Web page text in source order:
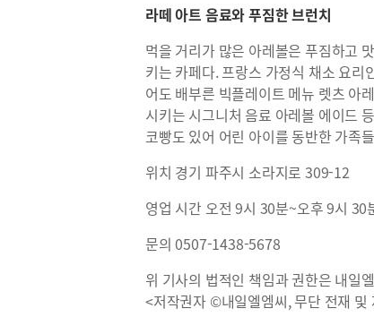
라떼 아트 음료와 푸짐한 브런치
먹을 거리가 많은 아레볼은 푸짐하고
키는 카페다. 프랑스 가정식 채소 요리
어도 배부른 빅플레이트 메뉴 렛츠 아
시키는 시그니처 음료 아레볼 에이드
코빵도 있어 어린 아이를 동반한 가족
위치 경기 파주시 소라지로 309-12
영업 시간 오전 9시 30분~오후 9시 30
문의 0507-1438-5678
위 기사의 법적인 책임과 권한은 내일
<저작권자 ©내일엘엠씨, 무단 전재 및